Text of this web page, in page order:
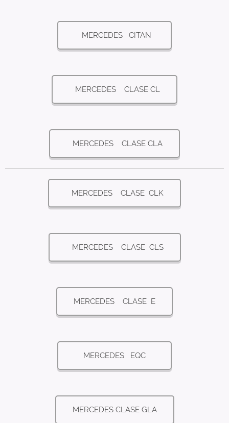
MERCEDES CITAN
MERCEDES CLASE CL
MERCEDES CLASE CLA
MERCEDES CLASE CLK
MERCEDES CLASE CLS
MERCEDES CLASE E
MERCEDES EQC
MERCEDES CLASE GLA